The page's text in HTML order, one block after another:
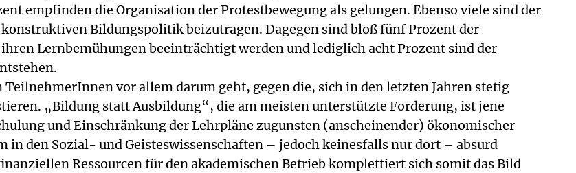
empfinden die Organisation der Protestbewegung als gelungen. Ebenso viele sind der
Bildungspolitik beizutragen. Dagegen sind bloß fünf Prozent der
Lernbemühungen beeinträchtigt werden und lediglich acht Prozent sind der
TeilnehmerInnen vor allem darum geht, gegen die, sich in den letzten Jahren stetig
„Bildung statt Ausbildung“, die am meisten unterstützte Forderung, ist jene
und Einschränkung der Lehrpläne zugunsten (anscheinender) ökonomischer
den Sozial- und Geisteswissenschaften – jedoch keinesfalls nur dort – absurd
Ressourcen für den akademischen Betrieb komplettiert sich somit das Bild